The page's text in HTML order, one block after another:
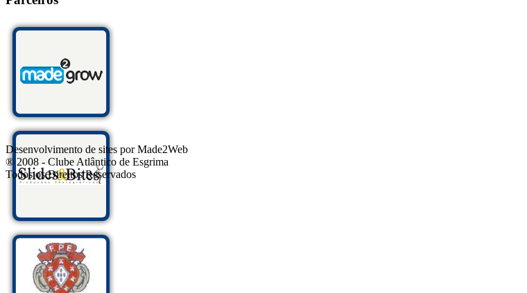
Desenvolvimento de sites por Made2Web
® 2008 - Clube Atlântico de Esgrima
Todos os Direitos Reservados